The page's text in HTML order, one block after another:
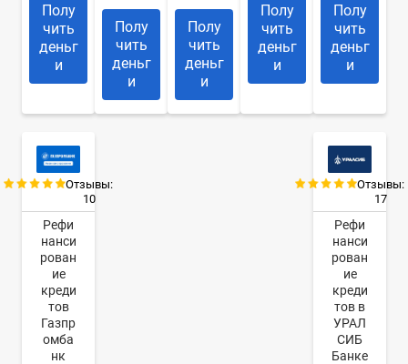
Полу
чить
деньг
и
Полу
чить
деньг
и
Полу
чить
деньг
и
Полу
чить
деньг
и
Полу
чить
деньг
и
Отзывы:
10
Рефи
нанси
рован
ие
креди
тов
Газпр
омба
нк
Отзывы:
17
Рефи
нанси
рован
ие
креди
тов в
УРАЛ
СИБ
Банке